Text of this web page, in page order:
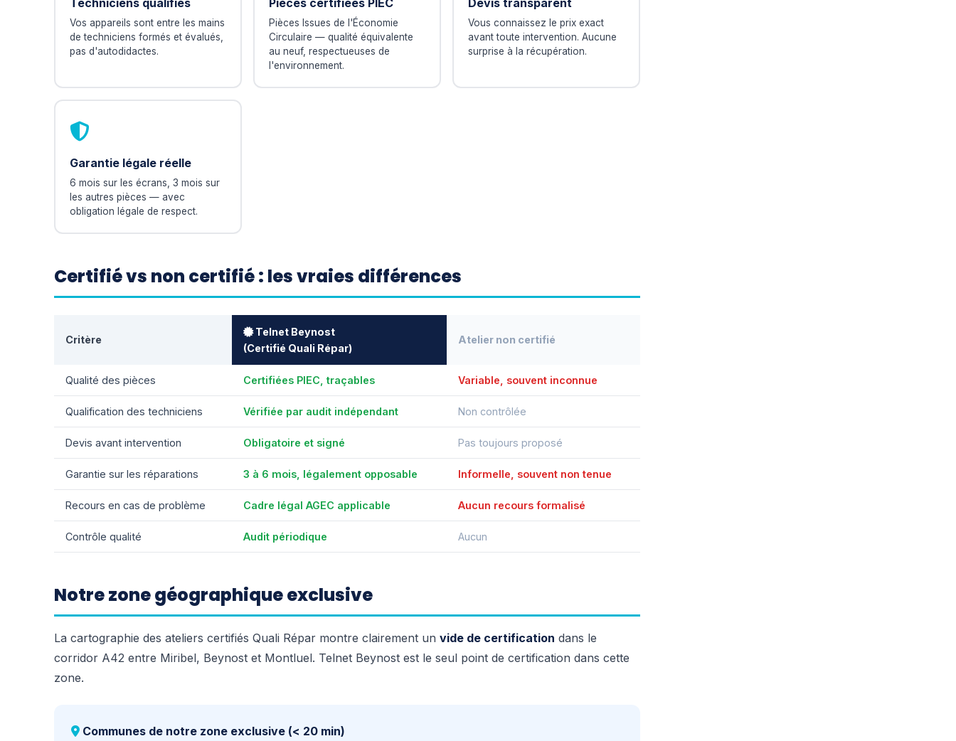
Techniciens qualifiés
Vos appareils sont entre les mains
de techniciens formés et évalués,
pas d'autodidactes.
Pièces certifiées PIEC
Pièces Issues de l'Économie
Circulaire — qualité équivalente
au neuf, respectueuses de
l'environnement.
Devis transparent
Vous connaissez le prix exact
avant toute intervention. Aucune
surprise à la récupération.
Garantie légale réelle
6 mois sur les écrans, 3 mois sur
les autres pièces — avec
obligation légale de respect.
Certifié vs non certifié : les vraies différences
Critère
Telnet Beynost
(Certifié Quali Répar)
Atelier non certifié
Qualité des pièces Certifiées PIEC, traçables Variable, souvent inconnue
Qualification des techniciens Vérifiée par audit indépendant Non contrôlée
Devis avant intervention Obligatoire et signé Pas toujours proposé
Garantie sur les réparations 3 à 6 mois, légalement opposable Informelle, souvent non tenue
Recours en cas de problème Cadre légal AGEC applicable Aucun recours formalisé
Contrôle qualité Audit périodique Aucun
Notre zone géographique exclusive
La cartographie des ateliers certifiés Quali Répar montre clairement un vide de certification dans le
corridor A42 entre Miribel, Beynost et Montluel. Telnet Beynost est le seul point de certification dans cette
zone.
Communes de notre zone exclusive (< 20 min)